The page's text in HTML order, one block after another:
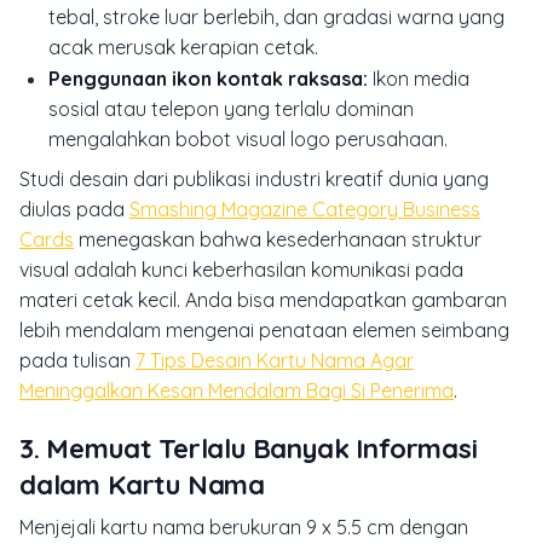
tebal, stroke luar berlebih, dan gradasi warna yang
acak merusak kerapian cetak.
Penggunaan ikon kontak raksasa: Ikon media
sosial atau telepon yang terlalu dominan
mengalahkan bobot visual logo perusahaan.
Studi desain dari publikasi industri kreatif dunia yang
diulas pada Smashing Magazine Category Business
Cards menegaskan bahwa kesederhanaan struktur
visual adalah kunci keberhasilan komunikasi pada
materi cetak kecil. Anda bisa mendapatkan gambaran
lebih mendalam mengenai penataan elemen seimbang
pada tulisan 7 Tips Desain Kartu Nama Agar
Meninggalkan Kesan Mendalam Bagi Si Penerima.
3. Memuat Terlalu Banyak Informasi
dalam Kartu Nama
Menjejali kartu nama berukuran 9 x 5.5 cm dengan